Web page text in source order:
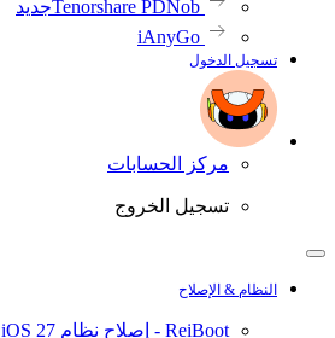
Tenorshare PDNobجديد
iAnyGo
تسجيل الدخول
مركز الحسابات
تسجيل الخروج
النظام & الإصلاح
ReiBoot - إصلاح نظام iOS iOS 27